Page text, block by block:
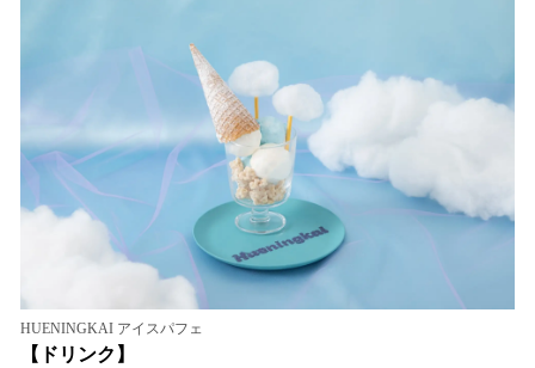
HUENINGKAI アイスパフェ
【ドリンク】